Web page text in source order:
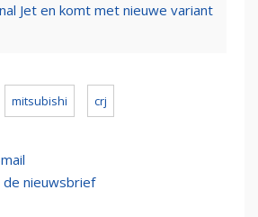
Jet en komt met nieuwe variant
mitsubishi crj
de nieuwsbrief